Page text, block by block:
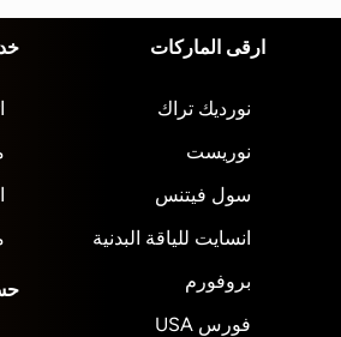
ارقى الماركات
نورديك تراك
نوريست
سول فيتنس
انسايت للياقة البدنية
بروفورم
فورس USA